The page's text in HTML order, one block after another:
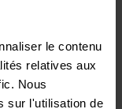
le contenu
relatives aux
Nous
sur l'utilisation de
et le
le